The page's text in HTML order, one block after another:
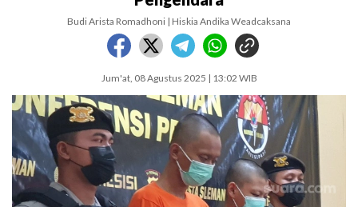
Budi Arista Romadhoni | Hiskia Andika Weadcaksana
Jum'at, 08 Agustus 2025 | 13:02 WIB